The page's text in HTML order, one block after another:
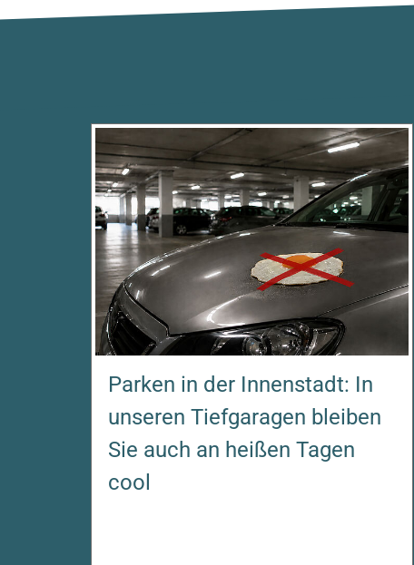
Parken in der Innenstadt: In
unseren Tiefgaragen bleiben
Sie auch an heißen Tagen
cool